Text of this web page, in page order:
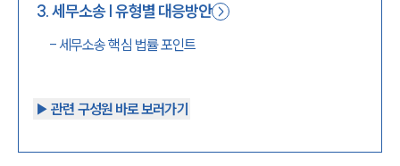
3.세무소송 | 유형별 대응방안
- 세무소송 핵심 법률 포인트
▶︎ 관련 구성원 바로 보러가기